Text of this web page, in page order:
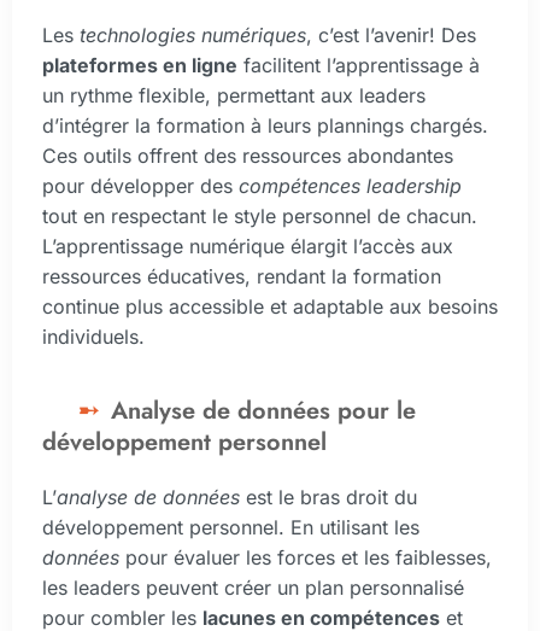
Les technologies numériques, c’est l’avenir! Des
plateformes en ligne facilitent l’apprentissage à
un rythme flexible, permettant aux leaders
d’intégrer la formation à leurs plannings chargés.
Ces outils offrent des ressources abondantes
pour développer des compétences leadership
tout en respectant le style personnel de chacun.
L’apprentissage numérique élargit l’accès aux
ressources éducatives, rendant la formation
continue plus accessible et adaptable aux besoins
individuels.
Analyse de données pour le
développement personnel
L’analyse de données est le bras droit du
développement personnel. En utilisant les
données pour évaluer les forces et les faiblesses,
les leaders peuvent créer un plan personnalisé
pour combler les lacunes en compétences et